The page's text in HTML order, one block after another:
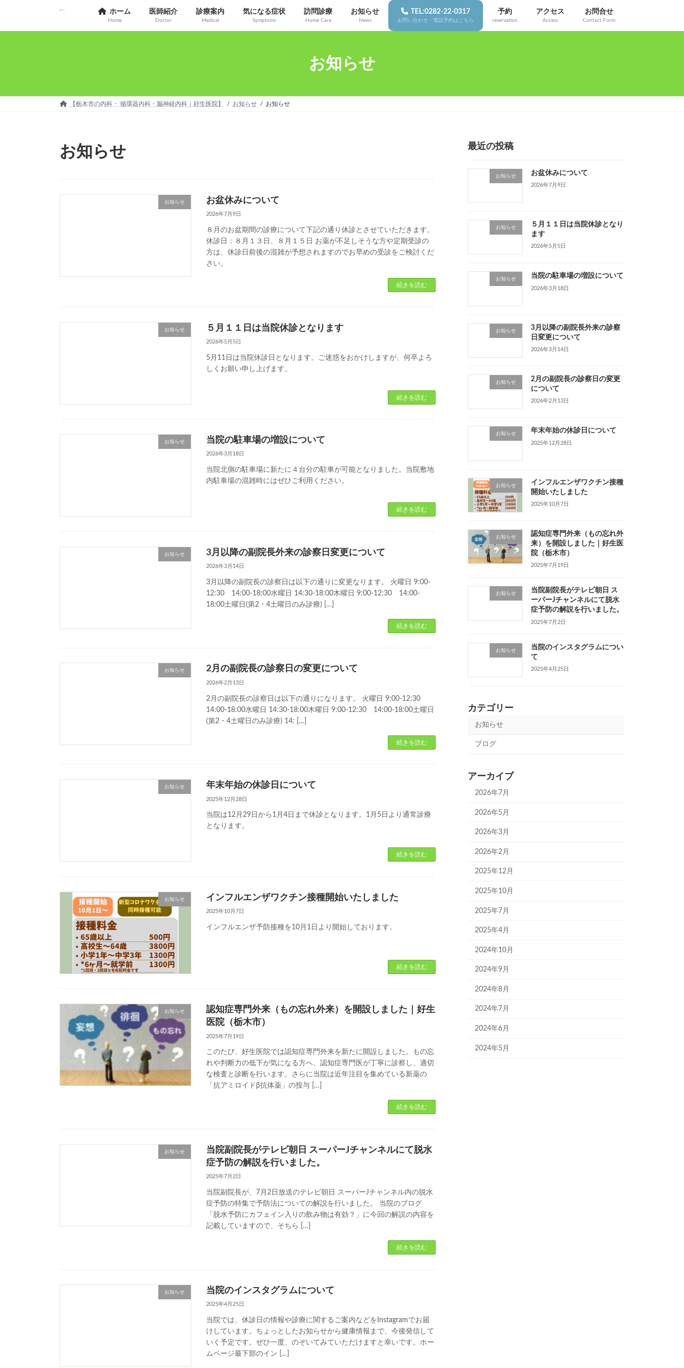
ホーム
Home
医師紹介
Doctor
診療案内
Medical
気になる症状
Symptoms
訪問診療
Home Care
お知らせ
News
TEL:0282-22-0317
お問い合わせ・電話予約はこちら
予約
reservation
アクセス
Access
お問合せ
Contact Form
お知らせ
【栃木市の内科・ 循環器内科・脳神経内科｜好生医院】 お知らせ お知らせ
お知らせ
お知らせ お盆休みについて
2026年7月9日
８月のお盆期間の診療について下記の通り休診とさせていただきます。
休診日：８月１３日、８月１５日 お薬が不足しそうな方や定期受診の
方は、休診日前後の混雑が予想されますのでお早めの受診をご検討くだ
さい。
続きを読む
お知らせ ５月１１日は当院休診となります
2026年5月5日
5月11日は当院休診日となります。ご迷惑をおかけしますが、何卒よろ
しくお願い申し上げます。
続きを読む
お知らせ 当院の駐車場の増設について
2026年3月18日
当院北側の駐車場に新たに４台分の駐車が可能となりました。当院敷地
内駐車場の混雑時にはぜひご利用ください。
続きを読む
お知らせ 3月以降の副院長外来の診察日変更について
2026年3月14日
3月以降の副院長の診察日は以下の通りに変更なります。 火曜日 9:00-
12:30 14:00-18:00水曜日 14:30-18:00木曜日 9:00-12:30 14:00-
18:00土曜日(第2・4土曜日のみ診療) […]
続きを読む
お知らせ 2月の副院長の診察日の変更について
2026年2月13日
2月の副院長の診察日は以下の通りになります。 火曜日 9:00-12:30
14:00-18:00水曜日 14:30-18:00木曜日 9:00-12:30 14:00-18:00土曜日
(第2・4土曜日のみ診療) 14: […]
続きを読む
お知らせ 年末年始の休診日について
2025年12月28日
当院は12月29日から1月4日まで休診となります。1月5日より通常診療
となります。
続きを読む
お知らせ インフルエンザワクチン接種開始いたしました
2025年10月7日
インフルエンザ予防接種を10月1日より開始しております。
続きを読む
お知らせ
認知症専門外来（もの忘れ外来）を開設しました｜好生
医院（栃木市）
2025年7月19日
このたび、好生医院では認知症専門外来を新たに開設しました。もの忘
れや判断力の低下が気になる方へ、認知症専門医が丁寧に診察し、適切
な検査と診断を行います。さらに当院は近年注目を集めている新薬の
「抗アミロイドβ抗体薬」の投与 […]
続きを読む
お知らせ
当院副院長がテレビ朝日 スーパーJチャンネルにて脱水
症予防の解説を行いました。
2025年7月2日
当院副院長が、7月2日放送のテレビ朝日 スーパーJチャンネル内の脱水
症予防の特集で予防法についての解説を行いました。 当院のブログ
「脱水予防にカフェイン入りの飲み物は有効？」に今回の解説の内容を
記載していますので、そちら […]
続きを読む
お知らせ 当院のインスタグラムについて
2025年4月25日
当院では、休診日の情報や診療に関するご案内などをInstagramでお届
けしています。ちょっとしたお知らせから健康情報まで、今後発信して
いく予定です。ぜひ一度、のぞいてみていただけますと幸いです。ホー
ムページ最下部のイン […]
最近の投稿
お知らせ お盆休みについて
2026年7月9日
お知らせ
５月１１日は当院休診となり
ます
2026年5月5日
お知らせ 当院の駐車場の増設について
2026年3月18日
お知らせ
3月以降の副院長外来の診察
日変更について
2026年3月14日
お知らせ
2月の副院長の診察日の変更
について
2026年2月13日
お知らせ 年末年始の休診日について
2025年12月28日
お知らせ
インフルエンザワクチン接種
開始いたしました
2025年10月7日
お知らせ
認知症専門外来（もの忘れ外
来）を開設しました｜好生医
院（栃木市）
2025年7月19日
お知らせ
当院副院長がテレビ朝日 ス
ーパーJチャンネルにて脱水
症予防の解説を行いました。
2025年7月2日
お知らせ
当院のインスタグラムについ
て
2025年4月25日
カテゴリー
お知らせ
ブログ
アーカイブ
2026年7月
2026年5月
2026年3月
2026年2月
2025年12月
2025年10月
2025年7月
2025年4月
2024年10月
2024年9月
2024年8月
2024年7月
2024年6月
2024年5月